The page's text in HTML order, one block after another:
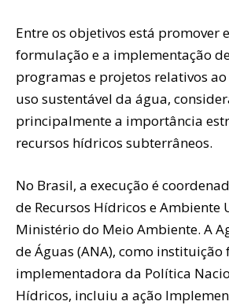
Entre os objetivos está promover
formulação e a implementação
programas e projetos relativos
uso sustentável da água,
principalmente a importância
recursos hídricos subterrâneos.
No Brasil, a execução é
de Recursos Hídricos e Ambiente
Ministério do Meio Ambiente. A
de Águas (ANA), como instituição
implementadora da Política
Hídricos, incluiu a ação